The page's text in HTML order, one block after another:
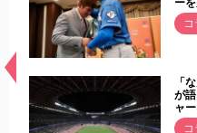
常
「
が
ャ